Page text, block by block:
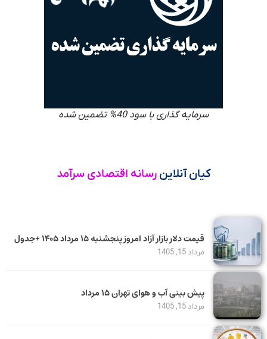
سرمایه گذاری با سود 40% تضمین شده
کیان آنلاین رسانه اقتصادی سرآمد
قیمت دلار بازار آزاد امروز پنجشنبه ۱۵ مرداد ۱۴۰۵ +جدول
مرداد 15, 1405
پیش بینی آب و هوای تهران ۱۵ مرداد
مرداد 15, 1405